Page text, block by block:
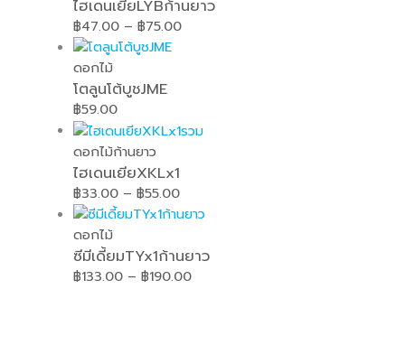
ไฮเดนเยียLYBก้านยาว
฿47.00 – ฿75.00
ดอกไม้
โตลูนโต้บูชJME
฿59.00
ดอกไม้ก้านยาว
ไฮเดนเยียXKLx1
฿33.00 – ฿55.00
ดอกไม้
ซีมีเดี้ยมTYx1ก้านยาว
฿133.00 – ฿190.00